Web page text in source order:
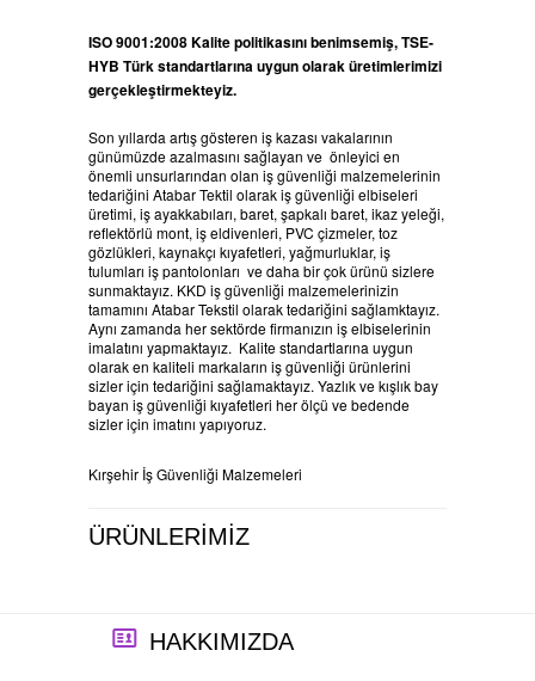
ISO 9001:2008 Kalite politikasını benimsemiş, TSE-
HYB Türk standartlarına uygun olarak üretimlerimizi
gerçekleştirmekteyiz.
Son yıllarda artış gösteren iş kazası vakalarının
günümüzde azalmasını sağlayan ve önleyici en
önemli unsurlarından olan iş güvenliği malzemelerinin
tedariğini Atabar Tektil olarak iş güvenliği elbiseleri
üretimi, iş ayakkabıları, baret, şapkalı baret, ikaz yeleği,
reflektörlü mont, iş eldivenleri, PVC çizmeler, toz
gözlükleri, kaynakçı kıyafetleri, yağmurluklar, iş
tulumları iş pantolonları ve daha bir çok ürünü sizlere
sunmaktayız. KKD iş güvenliği malzemelerinizin
tamamını Atabar Tekstil olarak tedariğini sağlamktayız.
Aynı zamanda her sektörde firmanızın iş elbiselerinin
imalatını yapmaktayız. Kalite standartlarına uygun
olarak en kaliteli markaların iş güvenliği ürünlerini
sizler için tedariğini sağlamaktayız. Yazlık ve kışlık bay
bayan iş güvenliği kıyafetleri her ölçü ve bedende
sizler için imatını yapıyoruz.
Kırşehir İş Güvenliği Malzemeleri
ÜRÜNLERİMİZ
HAKKIMIZDA